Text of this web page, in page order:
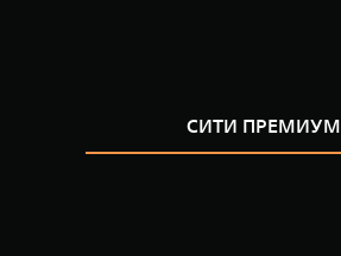
СИТИ ПРЕМИУМ